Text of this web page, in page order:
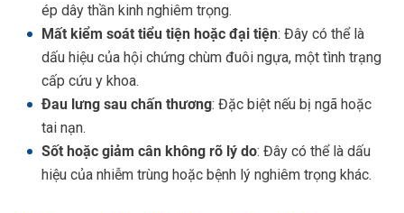
ép dây thần kinh nghiêm trọng.
Mất kiểm soát tiểu tiện hoặc đại tiện: Đây có thể là
dấu hiệu của hội chứng chùm đuôi ngựa, một tình trạng
cấp cứu y khoa.
Đau lưng sau chấn thương: Đặc biệt nếu bị ngã hoặc
tai nạn.
Sốt hoặc giảm cân không rõ lý do: Đây có thể là dấu
hiệu của nhiễm trùng hoặc bệnh lý nghiêm trọng khác.